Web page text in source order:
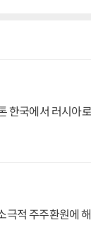
한국에서 러시아
극적 주주환원에